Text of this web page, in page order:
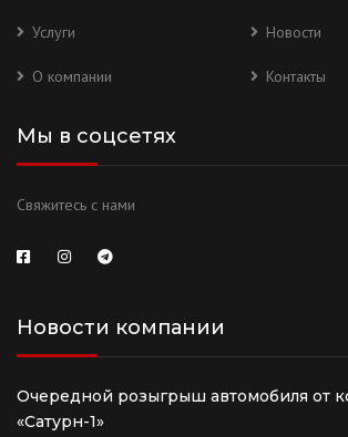
Услуги Новости
О компании Контакты
Мы в соцсетях
Свяжитесь с нами
Новости компании
Очередной розыгрыш автомобиля от
«Сатурн-1»